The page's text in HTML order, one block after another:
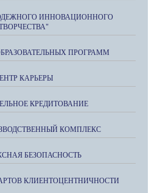
ИННОВАЦИОННОГО
ПРОГРАММ
КАРЬЕРЫ
КРЕДИТОВАНИЕ
КОМПЛЕКС
БЕЗОПАСНОСТЬ
КЛИЕНТОЦЕНТНИЧНОСТИ